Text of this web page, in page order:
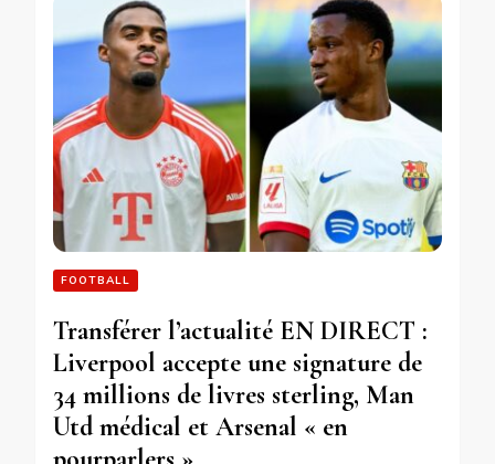
FOOTBALL
Transférer l’actualité EN DIRECT :
Liverpool accepte une signature de
34 millions de livres sterling, Man
Utd médical et Arsenal « en